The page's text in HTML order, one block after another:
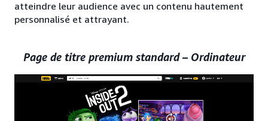
atteindre leur audience avec un contenu hautement
personnalisé et attrayant.
Page de titre premium standard – Ordinateur